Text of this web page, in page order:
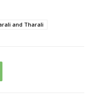
and Tharali